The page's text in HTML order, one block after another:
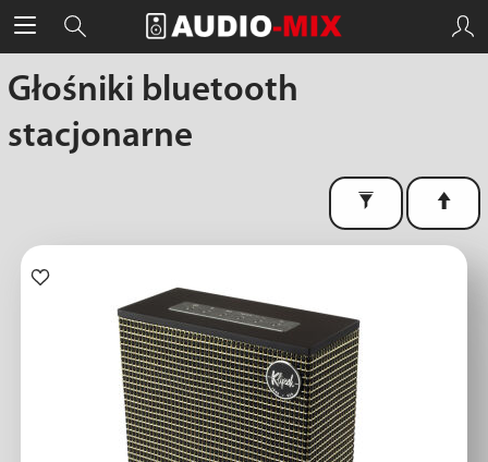
Głośniki bluetooth
stacjonarne